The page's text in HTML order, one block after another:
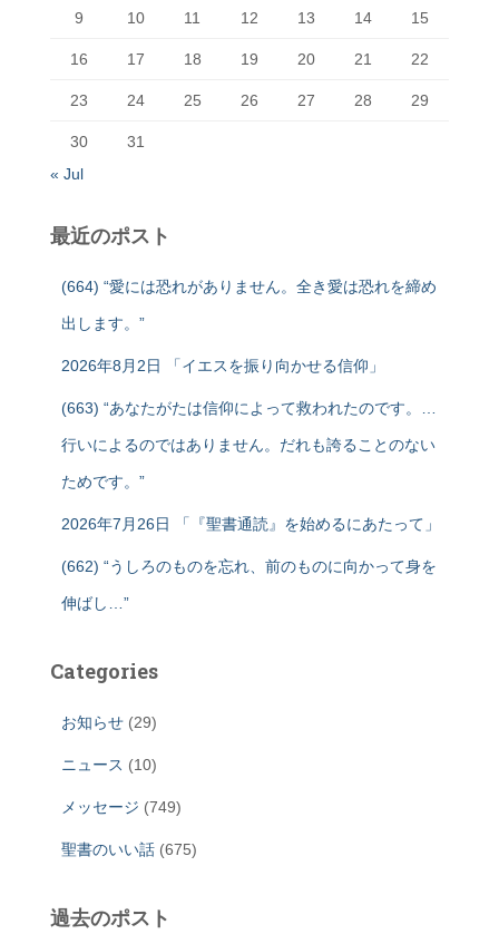
9 10 11 12 13 14 15
16 17 18 19 20 21 22
23 24 25 26 27 28 29
30
31
« Jul
最近のポスト
(664) “愛には恐れがありません。全き愛は恐れを締め
出します。”
2026年8月2日 「イエスを振り向かせる信仰」
(663) “あなたがたは信仰によって救われたのです。…
行いによるのではありません。だれも誇ることのない
ためです。”
2026年7月26日 「『聖書通読』を始めるにあたって」
(662) “うしろのものを忘れ、前のものに向かって身を
伸ばし…”
Categories
お知らせ (29)
ニュース (10)
メッセージ (749)
聖書のいい話 (675)
過去のポスト